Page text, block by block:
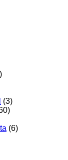
(3)
(6)